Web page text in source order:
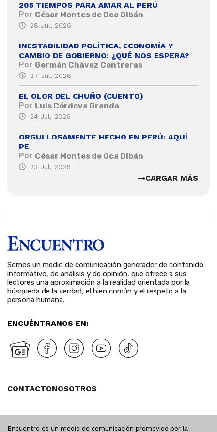
205 TIEMPOS PARA AMAR AL PERÚ
Por César Montes de Oca Dibán
28 Jul, 2026
INESTABILIDAD POLÍTICA, ECONOMÍA Y
CAMBIO DE GOBIERNO: ¿QUÉ NOS ESPERA?
Por Germán Chávez Contreras
27 Jul, 2026
EL OLOR DEL CHUÑO (CUENTO)
Por Luis Córdova Granda
24 Jul, 2026
ORGULLOSAMENTE HECHO EN PERÚ: AQUÍ
PE
Por César Montes de Oca Dibán
23 Jul, 2026
CARGAR MÁS
Somos un medio de comunicación generador de contenido
informativo, de análisis y de opinión, que ofrece a sus
lectores una aproximación a la realidad orientada por la
búsqueda de la verdad, el bien común y el respeto a la
persona humana.
ENCUÉNTRANOS EN:
CONTACTONOSOTROS
Encuentro es un medio de comunicación promovido por la